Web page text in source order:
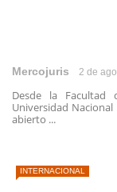
Mercojuris 2 de
Desde la Facultad
Universidad
abierto ...
INTERNACIONAL